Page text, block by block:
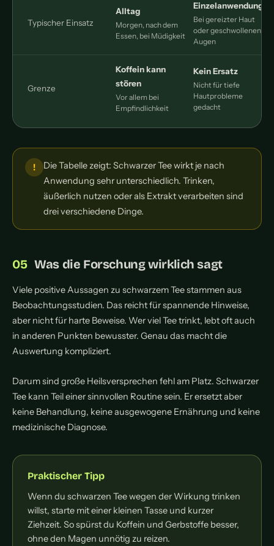
Typischer Einsatz
Alltag
Morgen, nach dem
Essen, bei Müdigkeit
Einzelanwendung
Bei gereizter Haut
oder geschwollenen
Augen
Grenze
Koffein kann
stören
Vor allem bei
Empfindlichkeit
Kein Ersatz
Nicht für tiefe
Hautprobleme
gedacht
Die Tabelle zeigt: Schwarzer Tee wirkt je nach
Anwendung sehr unterschiedlich. Trinken,
äußerlich nutzen oder als Extrakt verarbeiten sind
drei verschiedene Dinge.
Was die Forschung wirklich sagt
Viele positive Aussagen zu schwarzem Tee stammen aus
Beobachtungsstudien. Das reicht für spannende Hinweise,
aber nicht für harte Beweise. Wer viel Tee trinkt, lebt oft auch
in anderen Punkten bewusster. Genau das macht die
Auswertung kompliziert.
Darum sind große Heilsversprechen fehl am Platz. Schwarzer
Tee kann Teil einer sinnvollen Routine sein. Er ersetzt aber
keine Behandlung, keine ausgewogene Ernährung und keine
medizinische Diagnose.
Praktischer Tipp
Wenn du schwarzen Tee wegen der Wirkung trinken
willst, starte mit einer kleinen Tasse und kurzer
Ziehzeit. So spürst du Koffein und Gerbstoffe besser,
ohne den Magen unnötig zu reizen.